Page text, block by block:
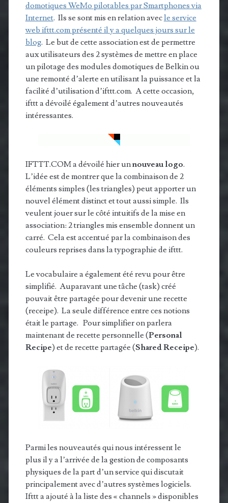
domotiques WeMo pilotables par Smartphones via
Internet. Ils se sont mis en relation avecle service
web ifttt.com présenté il y a quelques jours sur le
blog. Le but de cette association est de permettre
aux utilisateurs des 2 systèmes de mettre en place
un pilotage des modules domotiques de Belkin ou
une remonté d’alerte en utilisant la puissance et la
facilité d’utilisation d’ifttt.com. A cette occasion,
ifttt a dévoilé également d’autres nouveautés
intéressantes.
IFTTT.COM a dévoilé hier unnouveau logo.
L’idée est de montrer que la combinaison de 2
éléments simples (les triangles) peut apporter un
nouvel élément distinct et tout aussi simple. Ils
veulent jouer sur le côté intuitifs de la mise en
association: 2 triangles mis ensemble donnent un
carré. Cela est accentué par la combinaison des
couleurs reprises dans la typographie de ifttt.
Le vocabulaire a également été revu pour être
simplifié. Auparavant une tâche (task) créé
pouvait être partagée pour devenir une recette
(receipe). La seule différence entre ces notions
était le partage. Pour simplifier on parlera
maintenant de recette personnelle (Personal
Recipe) et de recette partagée (Shared Receipe).
Parmi les nouveautés qui nous intéressent le
plus il y a l’arrivée de la gestion de composants
physiques de la part d’un service qui discutait
principalement avec d’autres systèmes logiciels.
Ifttt a ajouté à la liste des « channels » disponibles